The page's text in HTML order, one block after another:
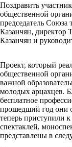
Поздравить
общественной
председатель Союза
Казанчян,
Казанчян и
Проект, который
общественной
важной
молодых арцахцев.
бесплатное
прошедший год они
теперь приступили
спектаклей,
представлены в